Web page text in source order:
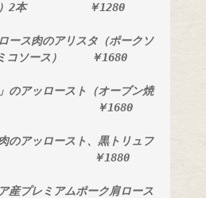
2本　　　　　 ￥1280
ース肉のアリスタ（ポークソ
コソース）　　 ￥1680
のアッロースト（オーブン焼
　　　　　　　 ￥1680
のアッロースト、黒トリュフ
　　　　　　　　￥1880
産プレミアムポーク肩ロース